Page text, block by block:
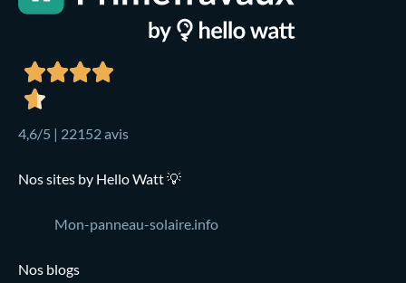
4,6/5 | 22152 avis
Nos sites by Hello Watt 💡
Mon-panneau-solaire.info
Nos blogs